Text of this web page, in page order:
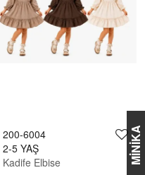
MİNİKA
200-6004
2-5 YAŞ
Kadife Elbise